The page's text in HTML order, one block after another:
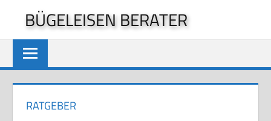
springen
BÜGELEISEN BERATER
RATGEBER